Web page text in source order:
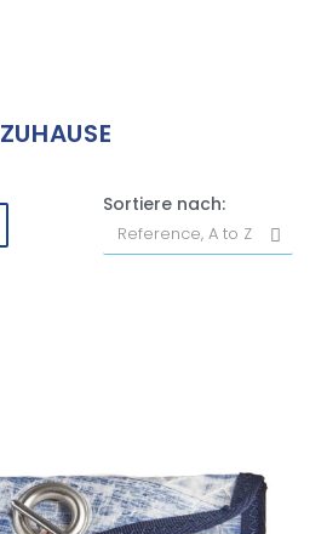
ZUHAUSE
Sortiere nach: